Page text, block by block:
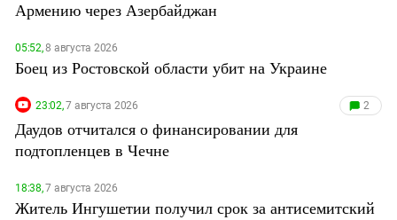
Армению через Азербайджан
05:52,8 августа 2026
Боец из Ростовской области убит на Украине
23:02,7 августа 2026 2
Даудов отчитался о финансировании для
подтопленцев в Чечне
18:38,7 августа 2026
Житель Ингушетии получил срок за антисемитский